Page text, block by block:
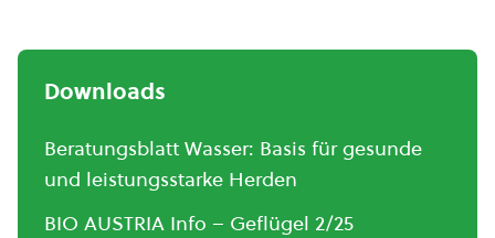
Downloads
Beratungsblatt Wasser: Basis für gesunde
und leistungsstarke Herden
BIO AUSTRIA Info – Geflügel 2/25